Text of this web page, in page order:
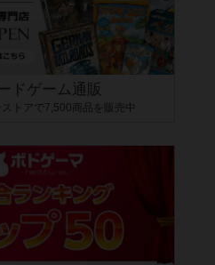
海賊同士の対決など、ゲームコンセプトを絞
です。例えば「ダイスロール」はランダ
ドゲーム通販
ストアで7,500商品を販売中